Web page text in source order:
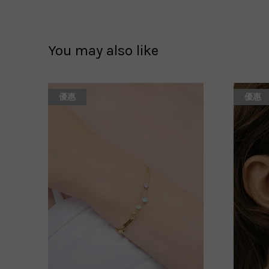
You may also like
優惠 優惠